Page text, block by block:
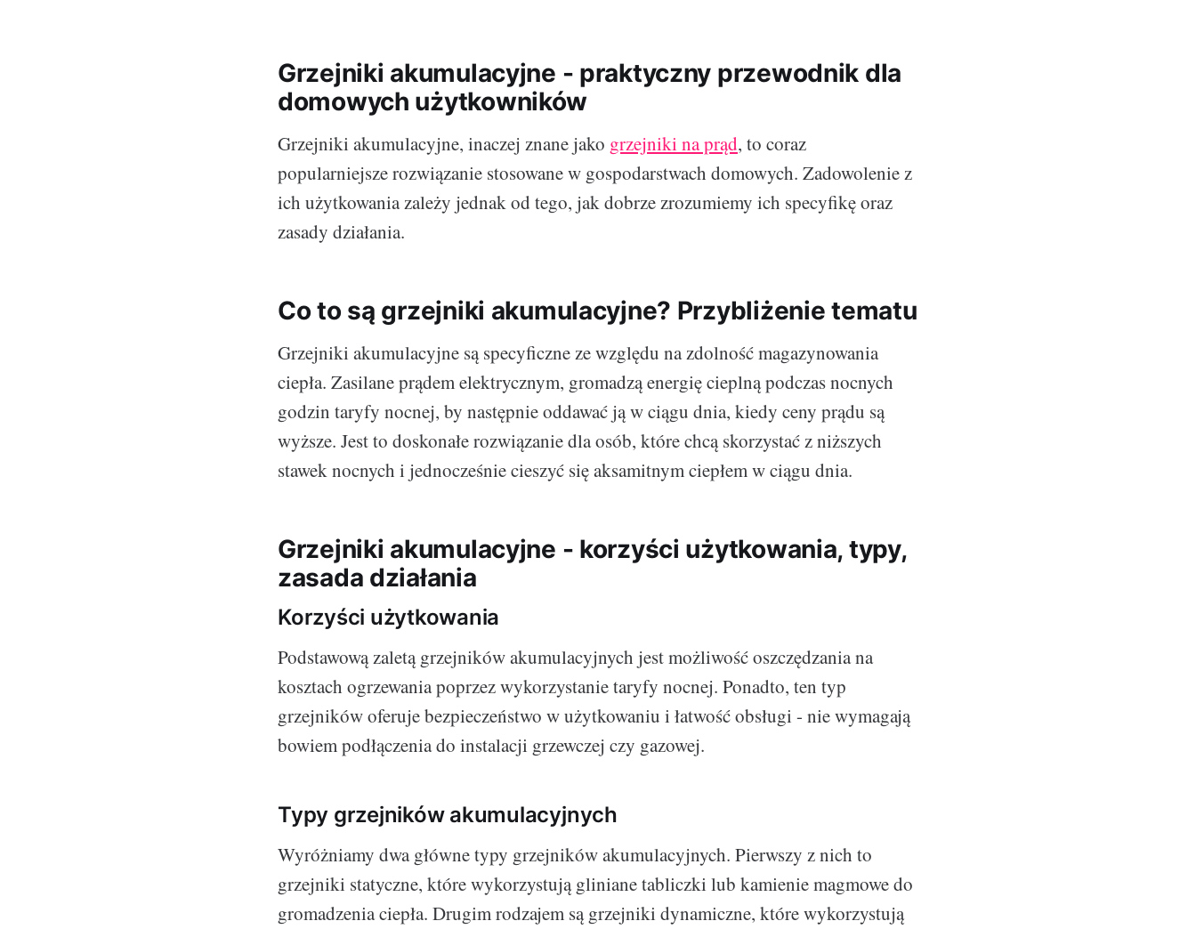
Grzejniki akumulacyjne - praktyczny przewodnik dla
domowych użytkowników
Grzejniki akumulacyjne, inaczej znane jako grzejniki na prąd, to coraz
popularniejsze rozwiązanie stosowane w gospodarstwach domowych. Zadowolenie z
ich użytkowania zależy jednak od tego, jak dobrze zrozumiemy ich specyfikę oraz
zasady działania.
Co to są grzejniki akumulacyjne? Przybliżenie tematu
Grzejniki akumulacyjne są specyficzne ze względu na zdolność magazynowania
ciepła. Zasilane prądem elektrycznym, gromadzą energię cieplną podczas nocnych
godzin taryfy nocnej, by następnie oddawać ją w ciągu dnia, kiedy ceny prądu są
wyższe. Jest to doskonałe rozwiązanie dla osób, które chcą skorzystać z niższych
stawek nocnych i jednocześnie cieszyć się aksamitnym ciepłem w ciągu dnia.
Grzejniki akumulacyjne - korzyści użytkowania, typy,
zasada działania
Korzyści użytkowania
Podstawową zaletą grzejników akumulacyjnych jest możliwość oszczędzania na
kosztach ogrzewania poprzez wykorzystanie taryfy nocnej. Ponadto, ten typ
grzejników oferuje bezpieczeństwo w użytkowaniu i łatwość obsługi - nie wymagają
bowiem podłączenia do instalacji grzewczej czy gazowej.
Typy grzejników akumulacyjnych
Wyróżniamy dwa główne typy grzejników akumulacyjnych. Pierwszy z nich to
grzejniki statyczne, które wykorzystują gliniane tabliczki lub kamienie magmowe do
gromadzenia ciepła. Drugim rodzajem są grzejniki dynamiczne, które wykorzystują